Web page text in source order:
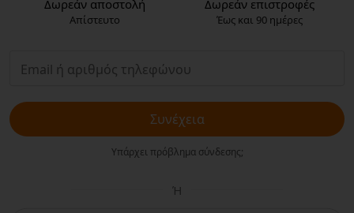
Δωρεάν αποστολή
Απίστευτο
Δωρεάν επιστροφές
Έως και 90 ημέρες
Συνέχεια
Υπάρχει πρόβλημα σύνδεσης;
Ή